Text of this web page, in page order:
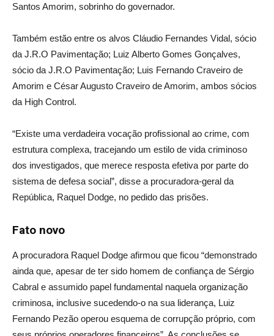
Santos Amorim, sobrinho do governador.
Também estão entre os alvos Cláudio Fernandes Vidal, sócio
da J.R.O Pavimentação; Luiz Alberto Gomes Gonçalves,
sócio da J.R.O Pavimentação; Luis Fernando Craveiro de
Amorim e César Augusto Craveiro de Amorim, ambos sócios
da High Control.
“Existe uma verdadeira vocação profissional ao crime, com
estrutura complexa, tracejando um estilo de vida criminoso
dos investigados, que merece resposta efetiva por parte do
sistema de defesa social”, disse a procuradora-geral da
República, Raquel Dodge, no pedido das prisões.
Fato novo
A procuradora Raquel Dodge afirmou que ficou “demonstrado
ainda que, apesar de ter sido homem de confiança de Sérgio
Cabral e assumido papel fundamental naquela organização
criminosa, inclusive sucedendo-o na sua liderança, Luiz
Fernando Pezão operou esquema de corrupção próprio, com